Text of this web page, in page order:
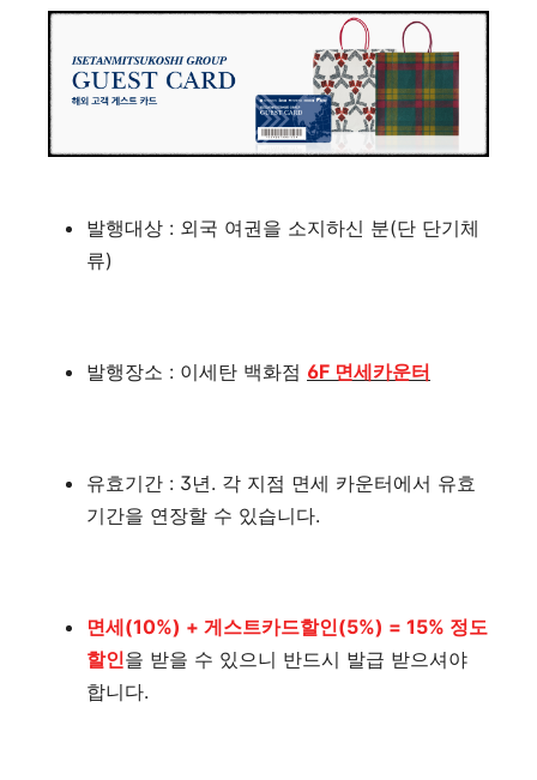
발행대상 : 외국 여권을 소지하신 분(단 단기체
류)
발행장소 : 이세탄 백화점 6F 면세카운터
유효기간 : 3년. 각 지점 면세 카운터에서 유효
기간을 연장할 수 있습니다.
면세(10%) + 게스트카드할인(5%) = 15% 정도
할인을 받을 수 있으니 반드시 발급 받으셔야
합니다.